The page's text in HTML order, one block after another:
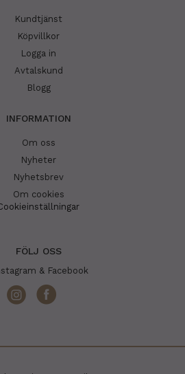
Kundtjänst
Köpvillkor
Logga in
Avtalskund
Blogg
INFORMATION
Om oss
Nyheter
Nyhetsbrev
Om cookies
FÖLJ OSS
& Facebook